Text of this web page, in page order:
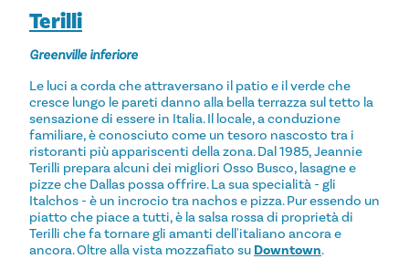
Terilli
Greenville inferiore
Le luci a corda che attraversano il patio e il verde che
cresce lungo le pareti danno alla bella terrazza sul tetto la
sensazione di essere in Italia. Il locale, a conduzione
familiare, è conosciuto come un tesoro nascosto tra i
ristoranti più appariscenti della zona. Dal 1985, Jeannie
Terilli prepara alcuni dei migliori Osso Busco, lasagne e
pizze che Dallas possa offrire. La sua specialità - gli
Italchos - è un incrocio tra nachos e pizza. Pur essendo un
piatto che piace a tutti, è la salsa rossa di proprietà di
Terilli che fa tornare gli amanti dell'italiano ancora e
ancora. Oltre alla vista mozzafiato su Downtown.